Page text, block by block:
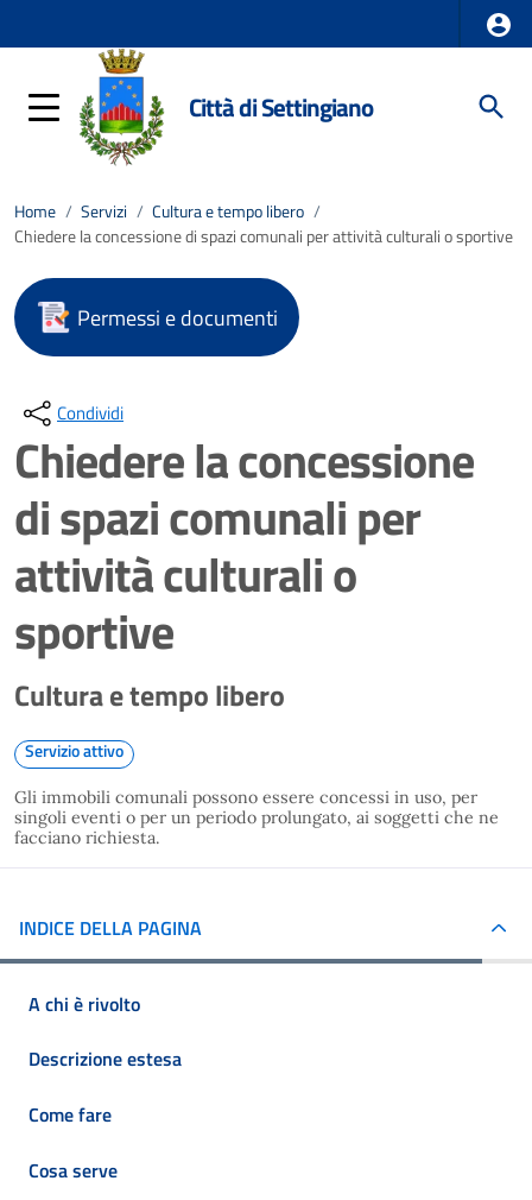
Città di Settingiano
Home / Servizi / Cultura e tempo libero /
Chiedere la concessione di spazi comunali per attività culturali o sportive
Permessi e documenti
Condividi
Chiedere la concessione
di spazi comunali per
attività culturali o
sportive
Cultura e tempo libero
Servizio attivo
Gli immobili comunali possono essere concessi in uso, per
singoli eventi o per un periodo prolungato, ai soggetti che ne
facciano richiesta.
INDICE DELLA PAGINA
A chi è rivolto
Descrizione estesa
Come fare
Cosa serve